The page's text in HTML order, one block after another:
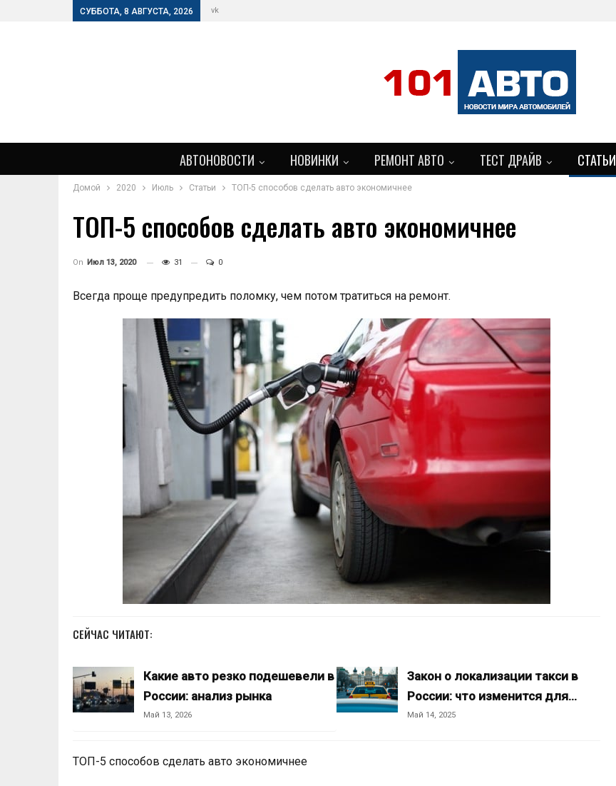
СУББОТА, 8 АВГУСТА, 2026 vk
АВТОНОВОСТИ НОВИНКИ РЕМОНТ АВТО ТЕСТ ДРАЙВ СТАТЬИ
Домой 2020 Июль Статьи ТОП-5 способов сделать авто экономичнее
ТОП-5 способов сделать авто экономичнее
On Июл 13, 2020 31 0
Всегда проще предупредить поломку, чем потом тратиться на ремонт.
СЕЙЧАС ЧИТАЮТ:
Какие авто резко подешевели в
России: анализ рынка
Май 13, 2026
Закон о локализации такси в
России: что изменится для…
Май 14, 2025
ТОП-5 способов сделать авто экономичнее